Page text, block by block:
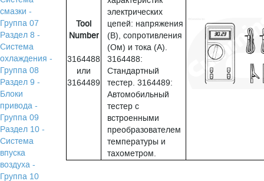
смазки -
Группа 07
Раздел 8 -
Система
охлаждения -
Группа 08
Раздел 9 -
Блоки
привода -
Группа 09
Раздел 10 -
Система
впуска
воздуха -
Группа 10
Tool
Number
3164488
или
3164489
электрических
цепей: напряжения
(В), сопротивления
(Ом) и тока (А).
3164488:
Стандартный
тестер. 3164489:
Автомобильный
тестер с
встроенными
преобразователем
температуры и
тахометром.